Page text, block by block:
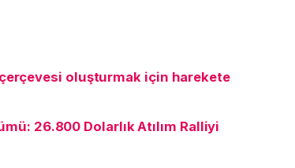
oluşturmak için harekete
26.800 Dolarlık Atılım Ralliyi